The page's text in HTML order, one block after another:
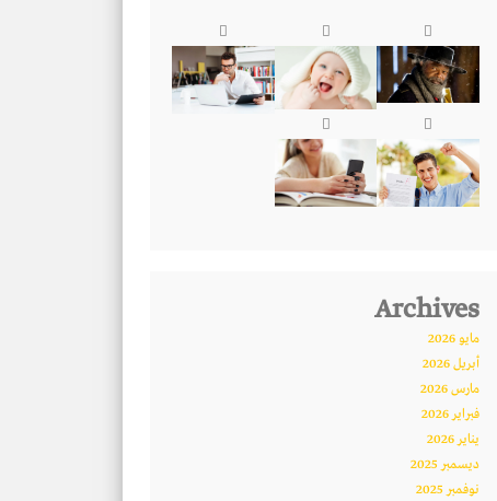
Archives
مايو 2026
أبريل 2026
مارس 2026
فبراير 2026
يناير 2026
ديسمبر 2025
نوفمبر 2025